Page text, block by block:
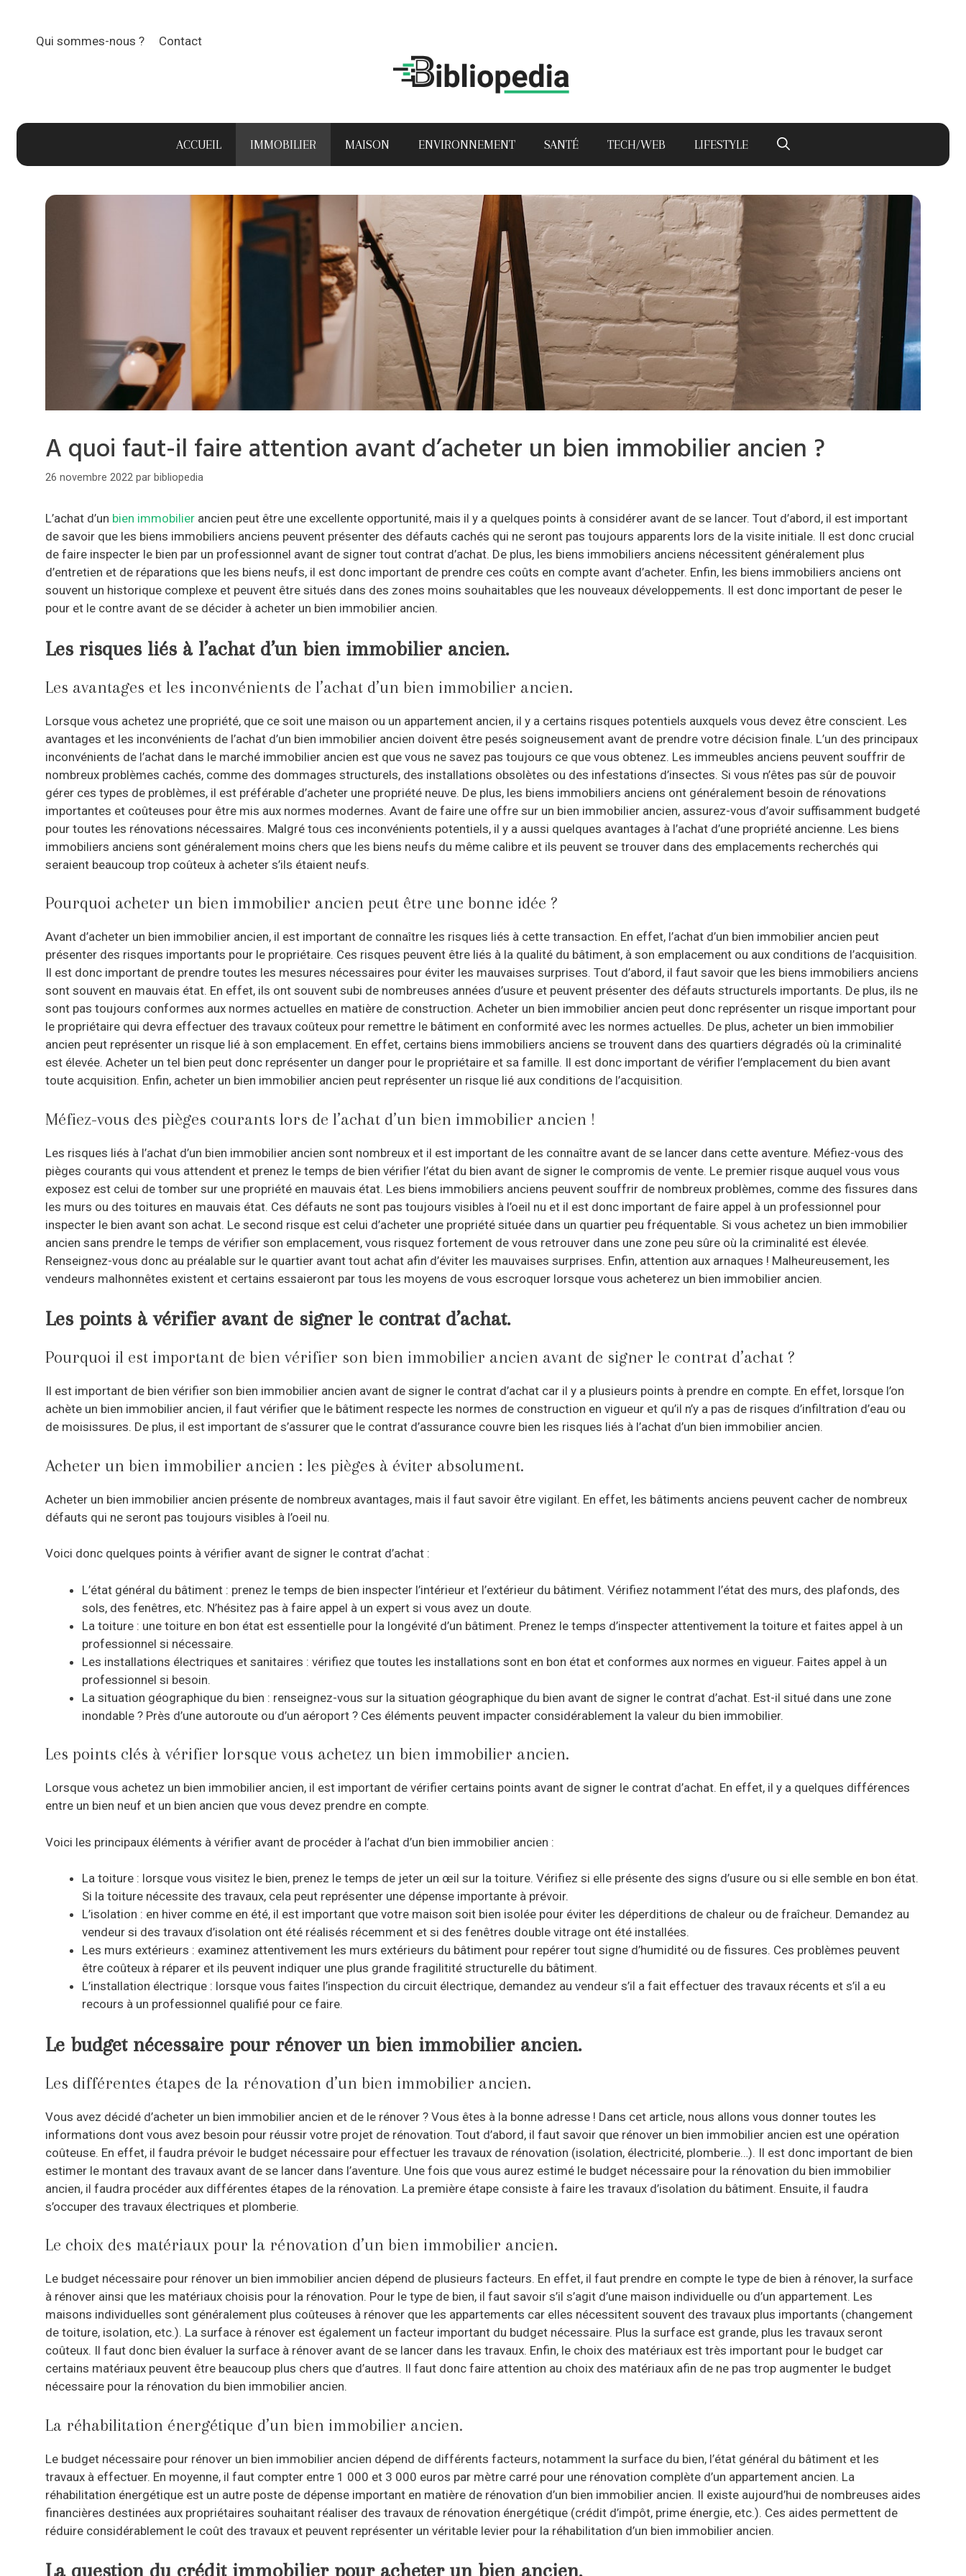
contenuQui sommes-nous ? Contact
ACCUEIL IMMOBILIER MAISON ENVIRONNEMENT SANTÉ TECH/WEB LIFESTYLE
A quoi faut-il faire attention avant d’acheter un bien immobilier ancien ?
26 novembre 2022 par bibliopedia
L’achat d’un bien immobilier ancien peut être une excellente opportunité, mais il y a quelques points à considérer avant de se lancer. Tout d’abord, il est important
de savoir que les biens immobiliers anciens peuvent présenter des défauts cachés qui ne seront pas toujours apparents lors de la visite initiale. Il est donc crucial
de faire inspecter le bien par un professionnel avant de signer tout contrat d’achat. De plus, les biens immobiliers anciens nécessitent généralement plus
d’entretien et de réparations que les biens neufs, il est donc important de prendre ces coûts en compte avant d’acheter. Enfin, les biens immobiliers anciens ont
souvent un historique complexe et peuvent être situés dans des zones moins souhaitables que les nouveaux développements. Il est donc important de peser le
pour et le contre avant de se décider à acheter un bien immobilier ancien.
Les risques liés à l’achat d’un bien immobilier ancien.
Les avantages et les inconvénients de l’achat d’un bien immobilier ancien.
Lorsque vous achetez une propriété, que ce soit une maison ou un appartement ancien, il y a certains risques potentiels auxquels vous devez être conscient. Les
avantages et les inconvénients de l’achat d’un bien immobilier ancien doivent être pesés soigneusement avant de prendre votre décision finale. L’un des principaux
inconvénients de l’achat dans le marché immobilier ancien est que vous ne savez pas toujours ce que vous obtenez. Les immeubles anciens peuvent souffrir de
nombreux problèmes cachés, comme des dommages structurels, des installations obsolètes ou des infestations d’insectes. Si vous n’êtes pas sûr de pouvoir
gérer ces types de problèmes, il est préférable d’acheter une propriété neuve. De plus, les biens immobiliers anciens ont généralement besoin de rénovations
importantes et coûteuses pour être mis aux normes modernes. Avant de faire une offre sur un bien immobilier ancien, assurez-vous d’avoir suffisamment budgeté
pour toutes les rénovations nécessaires. Malgré tous ces inconvénients potentiels, il y a aussi quelques avantages à l’achat d’une propriété ancienne. Les biens
immobiliers anciens sont généralement moins chers que les biens neufs du même calibre et ils peuvent se trouver dans des emplacements recherchés qui
seraient beaucoup trop coûteux à acheter s’ils étaient neufs.
Pourquoi acheter un bien immobilier ancien peut être une bonne idée ?
Avant d’acheter un bien immobilier ancien, il est important de connaître les risques liés à cette transaction. En effet, l’achat d’un bien immobilier ancien peut
présenter des risques importants pour le propriétaire. Ces risques peuvent être liés à la qualité du bâtiment, à son emplacement ou aux conditions de l’acquisition.
Il est donc important de prendre toutes les mesures nécessaires pour éviter les mauvaises surprises. Tout d’abord, il faut savoir que les biens immobiliers anciens
sont souvent en mauvais état. En effet, ils ont souvent subi de nombreuses années d’usure et peuvent présenter des défauts structurels importants. De plus, ils ne
sont pas toujours conformes aux normes actuelles en matière de construction. Acheter un bien immobilier ancien peut donc représenter un risque important pour
le propriétaire qui devra effectuer des travaux coûteux pour remettre le bâtiment en conformité avec les normes actuelles. De plus, acheter un bien immobilier
ancien peut représenter un risque lié à son emplacement. En effet, certains biens immobiliers anciens se trouvent dans des quartiers dégradés où la criminalité
est élevée. Acheter un tel bien peut donc représenter un danger pour le propriétaire et sa famille. Il est donc important de vérifier l’emplacement du bien avant
toute acquisition. Enfin, acheter un bien immobilier ancien peut représenter un risque lié aux conditions de l’acquisition.
Méfiez-vous des pièges courants lors de l’achat d’un bien immobilier ancien !
Les risques liés à l’achat d’un bien immobilier ancien sont nombreux et il est important de les connaître avant de se lancer dans cette aventure. Méfiez-vous des
pièges courants qui vous attendent et prenez le temps de bien vérifier l’état du bien avant de signer le compromis de vente. Le premier risque auquel vous vous
exposez est celui de tomber sur une propriété en mauvais état. Les biens immobiliers anciens peuvent souffrir de nombreux problèmes, comme des fissures dans
les murs ou des toitures en mauvais état. Ces défauts ne sont pas toujours visibles à l’oeil nu et il est donc important de faire appel à un professionnel pour
inspecter le bien avant son achat. Le second risque est celui d’acheter une propriété située dans un quartier peu fréquentable. Si vous achetez un bien immobilier
ancien sans prendre le temps de vérifier son emplacement, vous risquez fortement de vous retrouver dans une zone peu sûre où la criminalité est élevée.
Renseignez-vous donc au préalable sur le quartier avant tout achat afin d’éviter les mauvaises surprises. Enfin, attention aux arnaques ! Malheureusement, les
vendeurs malhonnêtes existent et certains essaieront par tous les moyens de vous escroquer lorsque vous acheterez un bien immobilier ancien.
Les points à vérifier avant de signer le contrat d’achat.
Pourquoi il est important de bien vérifier son bien immobilier ancien avant de signer le contrat d’achat ?
Il est important de bien vérifier son bien immobilier ancien avant de signer le contrat d’achat car il y a plusieurs points à prendre en compte. En effet, lorsque l’on
achète un bien immobilier ancien, il faut vérifier que le bâtiment respecte les normes de construction en vigueur et qu’il n’y a pas de risques d’infiltration d’eau ou
de moisissures. De plus, il est important de s’assurer que le contrat d’assurance couvre bien les risques liés à l’achat d’un bien immobilier ancien.
Acheter un bien immobilier ancien : les pièges à éviter absolument.
Acheter un bien immobilier ancien présente de nombreux avantages, mais il faut savoir être vigilant. En effet, les bâtiments anciens peuvent cacher de nombreux
défauts qui ne seront pas toujours visibles à l’oeil nu.
Voici donc quelques points à vérifier avant de signer le contrat d’achat :
L’état général du bâtiment : prenez le temps de bien inspecter l’intérieur et l’extérieur du bâtiment. Vérifiez notamment l’état des murs, des plafonds, des
sols, des fenêtres, etc. N’hésitez pas à faire appel à un expert si vous avez un doute.
La toiture : une toiture en bon état est essentielle pour la longévité d’un bâtiment. Prenez le temps d’inspecter attentivement la toiture et faites appel à un
professionnel si nécessaire.
Les installations électriques et sanitaires : vérifiez que toutes les installations sont en bon état et conformes aux normes en vigueur. Faites appel à un
professionnel si besoin.
La situation géographique du bien : renseignez-vous sur la situation géographique du bien avant de signer le contrat d’achat. Est-il situé dans une zone
inondable ? Près d’une autoroute ou d’un aéroport ? Ces éléments peuvent impacter considérablement la valeur du bien immobilier.
Les points clés à vérifier lorsque vous achetez un bien immobilier ancien.
Lorsque vous achetez un bien immobilier ancien, il est important de vérifier certains points avant de signer le contrat d’achat. En effet, il y a quelques différences
entre un bien neuf et un bien ancien que vous devez prendre en compte.
Voici les principaux éléments à vérifier avant de procéder à l’achat d’un bien immobilier ancien :
La toiture : lorsque vous visitez le bien, prenez le temps de jeter un œil sur la toiture. Vérifiez si elle présente des signs d’usure ou si elle semble en bon état.
Si la toiture nécessite des travaux, cela peut représenter une dépense importante à prévoir.
L’isolation : en hiver comme en été, il est important que votre maison soit bien isolée pour éviter les déperditions de chaleur ou de fraîcheur. Demandez au
vendeur si des travaux d’isolation ont été réalisés récemment et si des fenêtres double vitrage ont été installées.
Les murs extérieurs : examinez attentivement les murs extérieurs du bâtiment pour repérer tout signe d’humidité ou de fissures. Ces problèmes peuvent
être coûteux à réparer et ils peuvent indiquer une plus grande fragilitité structurelle du bâtiment.
L’installation électrique : lorsque vous faites l’inspection du circuit électrique, demandez au vendeur s’il a fait effectuer des travaux récents et s’il a eu
recours à un professionnel qualifié pour ce faire.
Le budget nécessaire pour rénover un bien immobilier ancien.
Les différentes étapes de la rénovation d’un bien immobilier ancien.
Vous avez décidé d’acheter un bien immobilier ancien et de le rénover ? Vous êtes à la bonne adresse ! Dans cet article, nous allons vous donner toutes les
informations dont vous avez besoin pour réussir votre projet de rénovation. Tout d’abord, il faut savoir que rénover un bien immobilier ancien est une opération
coûteuse. En effet, il faudra prévoir le budget nécessaire pour effectuer les travaux de rénovation (isolation, électricité, plomberie…). Il est donc important de bien
estimer le montant des travaux avant de se lancer dans l’aventure. Une fois que vous aurez estimé le budget nécessaire pour la rénovation du bien immobilier
ancien, il faudra procéder aux différentes étapes de la rénovation. La première étape consiste à faire les travaux d’isolation du bâtiment. Ensuite, il faudra
s’occuper des travaux électriques et plomberie.
Le choix des matériaux pour la rénovation d’un bien immobilier ancien.
Le budget nécessaire pour rénover un bien immobilier ancien dépend de plusieurs facteurs. En effet, il faut prendre en compte le type de bien à rénover, la surface
à rénover ainsi que les matériaux choisis pour la rénovation. Pour le type de bien, il faut savoir s’il s’agit d’une maison individuelle ou d’un appartement. Les
maisons individuelles sont généralement plus coûteuses à rénover que les appartements car elles nécessitent souvent des travaux plus importants (changement
de toiture, isolation, etc.). La surface à rénover est également un facteur important du budget nécessaire. Plus la surface est grande, plus les travaux seront
coûteux. Il faut donc bien évaluer la surface à rénover avant de se lancer dans les travaux. Enfin, le choix des matériaux est très important pour le budget car
certains matériaux peuvent être beaucoup plus chers que d’autres. Il faut donc faire attention au choix des matériaux afin de ne pas trop augmenter le budget
nécessaire pour la rénovation du bien immobilier ancien.
La réhabilitation énergétique d’un bien immobilier ancien.
Le budget nécessaire pour rénover un bien immobilier ancien dépend de différents facteurs, notamment la surface du bien, l’état général du bâtiment et les
travaux à effectuer. En moyenne, il faut compter entre 1 000 et 3 000 euros par mètre carré pour une rénovation complète d’un appartement ancien. La
réhabilitation énergétique est un autre poste de dépense important en matière de rénovation d’un bien immobilier ancien. Il existe aujourd’hui de nombreuses aides
financières destinées aux propriétaires souhaitant réaliser des travaux de rénovation énergétique (crédit d’impôt, prime énergie, etc.). Ces aides permettent de
réduire considérablement le coût des travaux et peuvent représenter un véritable levier pour la réhabilitation d’un bien immobilier ancien.
La question du crédit immobilier pour acheter un bien ancien.